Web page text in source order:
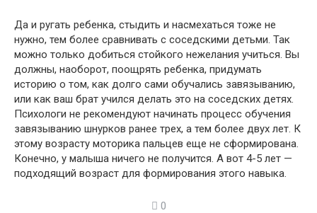
Да и ругать ребенка, стыдить и насмехаться тоже не
нужно, тем более сравнивать с соседскими детьми. Так
можно только добиться стойкого нежелания учиться. Вы
должны, наоборот, поощрять ребенка, придумать
историю о том, как долго сами обучались завязыванию,
или как ваш брат учился делать это на соседских детях.
Психологи не рекомендуют начинать процесс обучения
завязыванию шнурков ранее трех, а тем более двух лет. К
этому возрасту моторика пальцев еще не сформирована.
Конечно, у малыша ничего не получится. А вот 4-5 лет —
подходящий возраст для формирования этого навыка.
0